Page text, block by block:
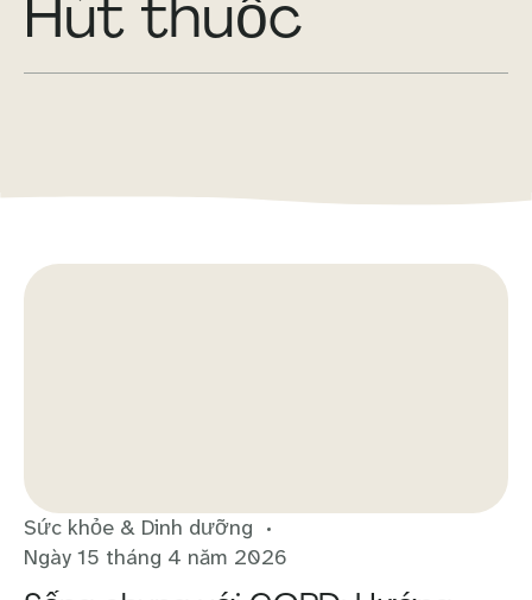
hút thuốc
Sức khỏe & Dinh dưỡng
Ngày 15 tháng 4 năm 2026